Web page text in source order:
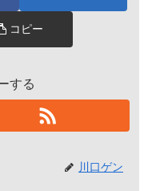
コピー
する
川口ゲン